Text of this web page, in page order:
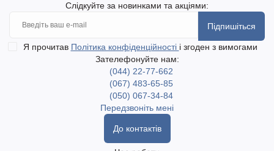
Слідкуйте за новинками та акціями:
Підпишіться
Я прочитав Політика конфіденційності і згоден з вимогами
Зателефонуйте нам:
(044) 22-77-662
(067) 483-65-85
(050) 067-34-84
Передзвоніть мені
До контактів